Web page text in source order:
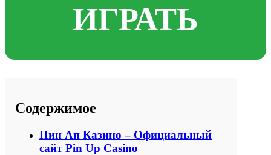
ИГРАТЬ
Содержимое
Пин Ап Казино – Официальный
сайт Pin Up Casino